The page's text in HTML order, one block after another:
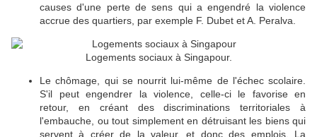
causes d'une perte de sens qui a engendré la violence
accrue des quartiers, par exemple F. Dubet et A. Peralva.
Logements sociaux à Singapour.
Le chômage, qui se nourrit lui-même de l'échec scolaire.
S'il peut engendrer la violence, celle-ci le favorise en
retour, en créant des discriminations territoriales à
l'embauche, ou tout simplement en détruisant les biens qui
servent à créer de la valeur, et donc des emplois. La